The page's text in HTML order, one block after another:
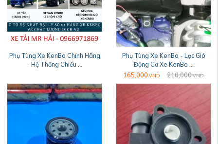
Phụ Tùng Xe KenBo Chính Hãng
- Hệ Thống Chiếu ...
Phụ Tùng Xe KenBo - Lọc Gió
Động Cơ Xe KenBo ...
165,000 VND 210,000 VND